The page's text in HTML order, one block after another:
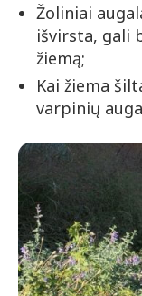
Žoliniai
išvirsta, gali
žiemą;
Kai žiema
varpinių